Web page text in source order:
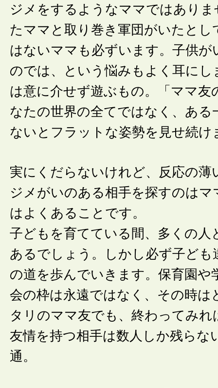
ジメをするようなママではあり
たママと取り巻き軍団がいたとし
はないママも必ずいます。子供が
のでは、という悩みもよく耳にし
は意に介せず遊ぶもの。「ママ友
なたの世界の全てではなく、ある
ないとフラットな姿勢を見せ続け
実にくだらないけれど、反応の薄
ジメがいのある相手を探すのはマ
はよくあることです。
子どもを育てている間、多くの人
あるでしょう。しかし必ず子ども
の道を歩んでいきます。保育園や
会の枠は永遠ではなく、その時は
タリのママ友でも、終わってみれ
友情を持つ相手は数人しか残らな
通。